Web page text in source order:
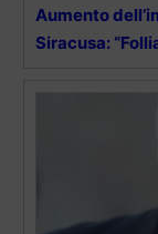
Aumento
Siracusa: